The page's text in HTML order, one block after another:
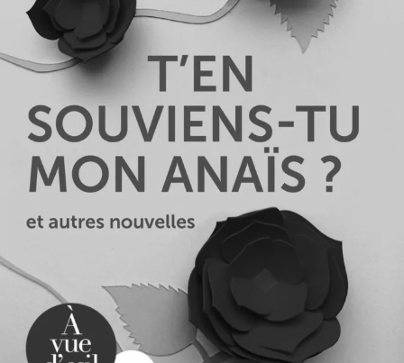
T’en souviens-tu, mon Anaïs ?
Michel Bussi